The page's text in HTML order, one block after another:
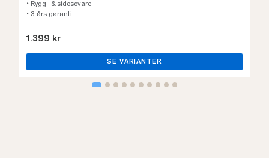
• Rygg- & sidosovare
• 3 års garanti
1.399 kr
SE VARIANTER